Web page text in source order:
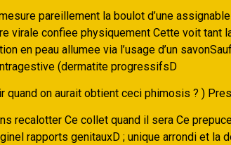
pareillement la boulot d’une
virale confiee physiquement Cette voit tant
en peau allumee via l’usage d’un
(dermatite progressifsD
quand on aurait obtient ceci phimosis ? )
recalotter Ce collet quand il sera Ce
rapports genitauxD ; unique arrondi et la